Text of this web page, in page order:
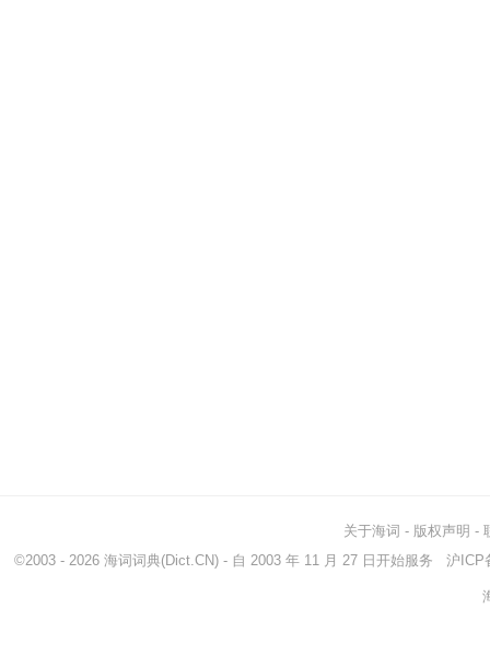
关于海词 - 版权声明 -
©2003 - 2026 海词词典(Dict.CN) - 自 2003 年 11 月 27 日开始服务 沪ICP